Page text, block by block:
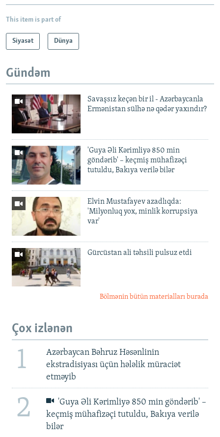
This item is part of
Siyasət Dünya
Gündəm
Savaşsız keçən bir il - Azərbaycanla
Ermənistan sülhə nə qədər yaxındır?
'Guya Əli Kərimliyə 850 min
göndərib' – keçmiş mühafizəçi
tutuldu, Bakıya verilə bilər
Elvin Mustafayev azadlıqda:
'Milyonluq yox, minlik korrupsiya
var'
Gürcüstan ali təhsili pulsuz etdi
Bölmənin bütün materialları burada
Çox izlənən
1
Azərbaycan Bəhruz Həsənlinin
ekstradisiyası üçün hələlik müraciət
etməyib
2
'Guya Əli Kərimliyə 850 min göndərib' –
keçmiş mühafizəçi tutuldu, Bakıya verilə
bilər